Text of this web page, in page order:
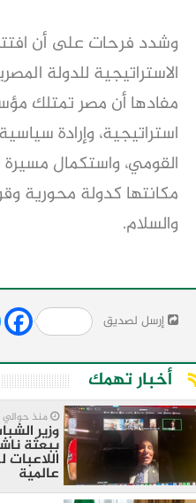
وشدد فرحات على أن
الاستراتيجية للدولة
مفادها أن مصر تمتلك
استراتيجية، وإرادة
القومي، واستكمال مسيرة
مكانتها كدولة محورية
والسلام.
إرسل لصديق Twitter Facebook
أخبار تهمك
منذ حوالي 7 ساعات
وزير
ببعثة
اللاعبات
عالمية